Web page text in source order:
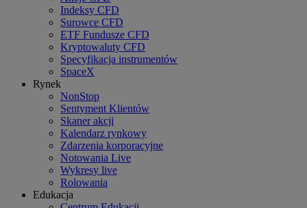
Indeksy CFD
Surowce CFD
ETF Fundusze CFD
Kryptowaluty CFD
Specyfikacja instrumentów
SpaceX
Rynek
NonStop
Sentyment Klientów
Skaner akcji
Kalendarz rynkowy
Zdarzenia korporacyjne
Notowania Live
Wykresy live
Rolowania
Edukacja